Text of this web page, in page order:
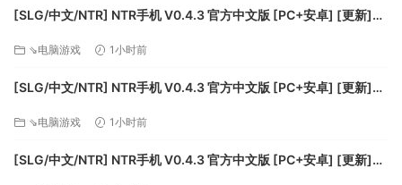
[SLG/中文/NTR] NTR手机 V0.4.3 官方中文版 [PC+安卓] [更新]
⇘电脑游戏 1小时前
[SLG/中文/NTR] NTR手机 V0.4.3 官方中文版 [PC+安卓] [更新]
⇘电脑游戏 1小时前
[SLG/中文/NTR] NTR手机 V0.4.3 官方中文版 [PC+安卓] [更新]